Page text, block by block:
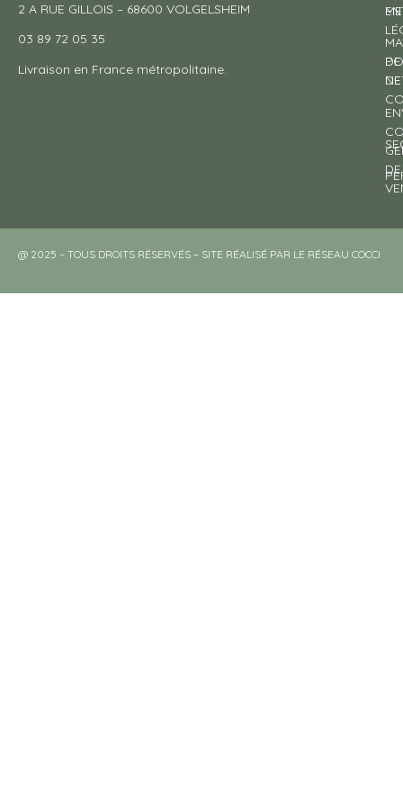
2 A RUE GILLOIS – 68600 VOLGELSHEIM
03 89 72 05 35
Livraison en France métropolitaine.
DE
DE
DE
@ 2025 – TOUS DROITS RÉSERVÉS – SITE RÉALISÉ PAR LE RÉSEAU COCCI